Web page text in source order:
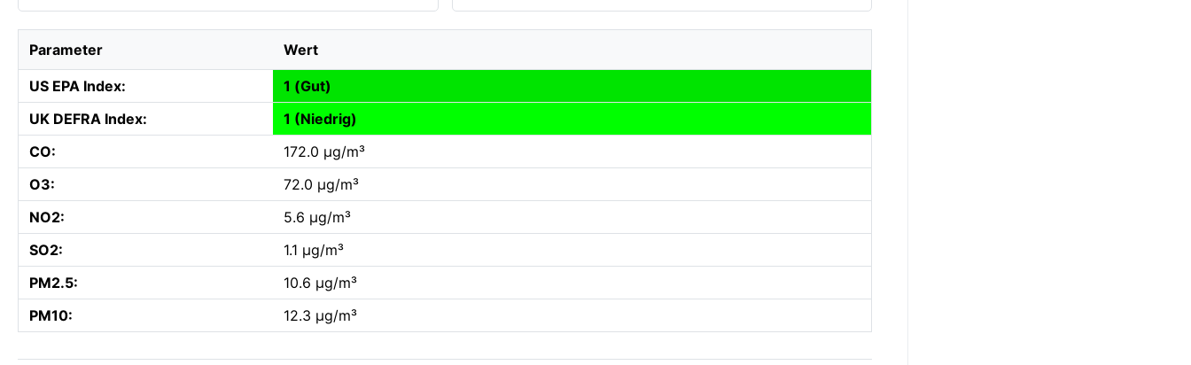
Parameter Wert
US EPA Index:
1 (Gut)
UK DEFRA Index:
1 (Niedrig)
CO:
172.0 µg/m³
O3:
72.0 µg/m³
NO2:
5.6 µg/m³
SO2:
1.1 µg/m³
PM2.5:
10.6 µg/m³
PM10:
12.3 µg/m³